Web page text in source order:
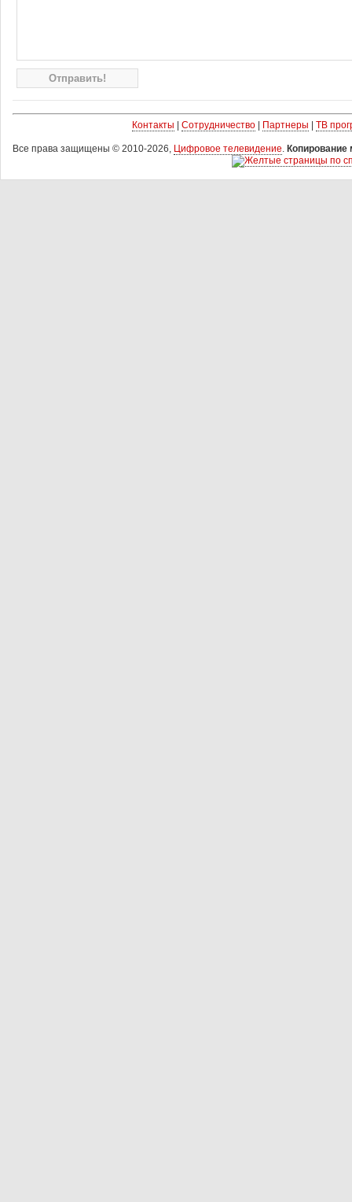
Контакты Сотрудничество| Партнеры ТВ
Все права защищены © 2010-2026, Цифровое телевидение. Копирование